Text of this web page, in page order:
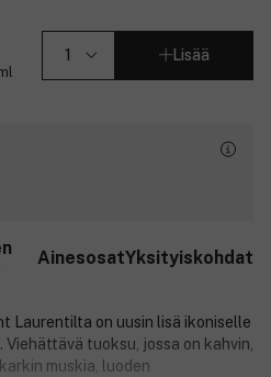
Lisää
AinesosatYksityiskohdat
Laurentilta on uusin lisä ikoniselle
tuoksu, jossa on kahvin,
muskia, luoden